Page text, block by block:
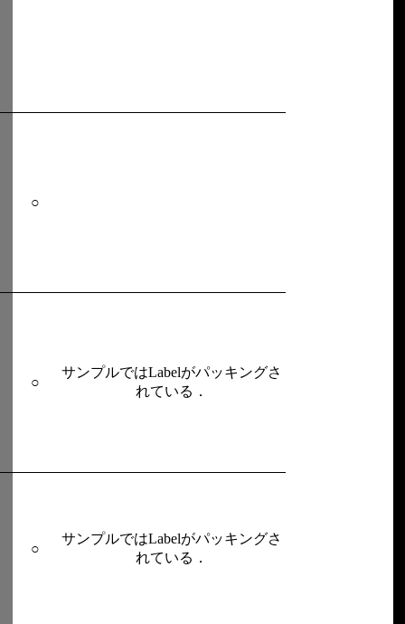
○
○
サンプルではLabelがパッキングさ
れている．
○
サンプルではLabelがパッキングさ
れている．